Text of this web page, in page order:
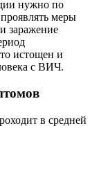
нужно по
меры
заражение
истощен и
с ВИЧ.
в средней